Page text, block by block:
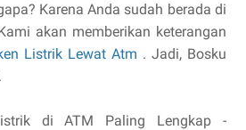
Karena Anda sudah berada di
akan memberikan keterangan
Listrik Lewat Atm . Jadi, Bosku
di ATM Paling Lengkap -